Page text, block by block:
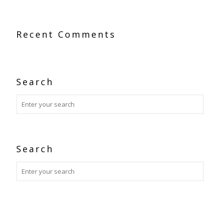
Recent Comments
Search
Search